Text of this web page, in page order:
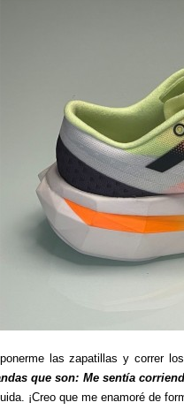
las zapatillas y correr
que son: Me sentía
¡Creo que me enamoré de